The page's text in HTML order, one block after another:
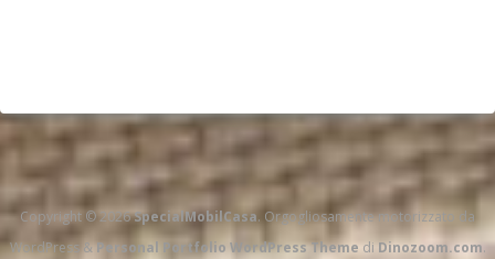
Copyright © 2026SpecialMobilCasa. Orgogliosamente motorizzato da
WordPress &Personal Portfolio WordPress Theme di Dinozoom.com.